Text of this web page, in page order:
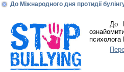
До Міжнародного дня протидії
До